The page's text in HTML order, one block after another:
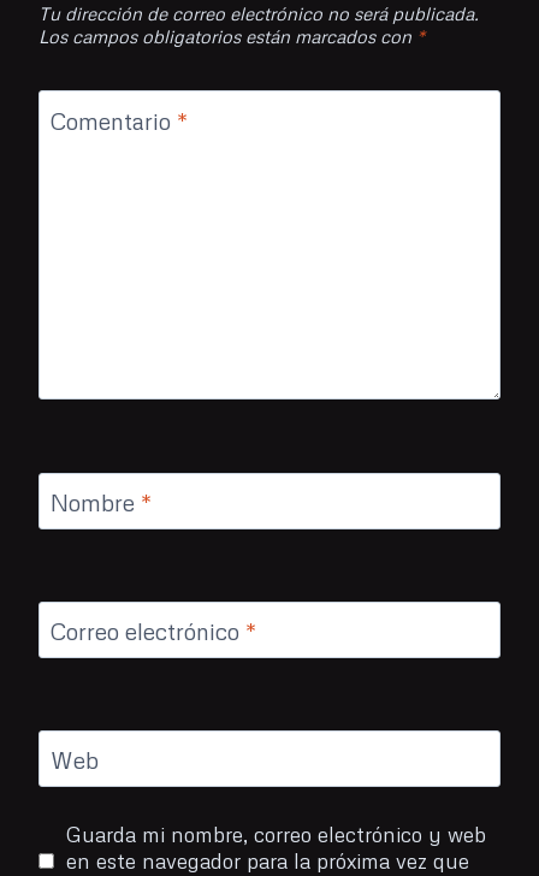
Tu dirección de correo electrónico no será publicada.
Los campos obligatorios están marcados con *
Comentario *
Nombre *
Correo electrónico *
Web
Guarda mi nombre, correo electrónico y web
en este navegador para la próxima vez que